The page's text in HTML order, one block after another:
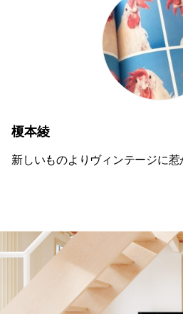
榎本綾
新しいものよりヴィンテージに惹